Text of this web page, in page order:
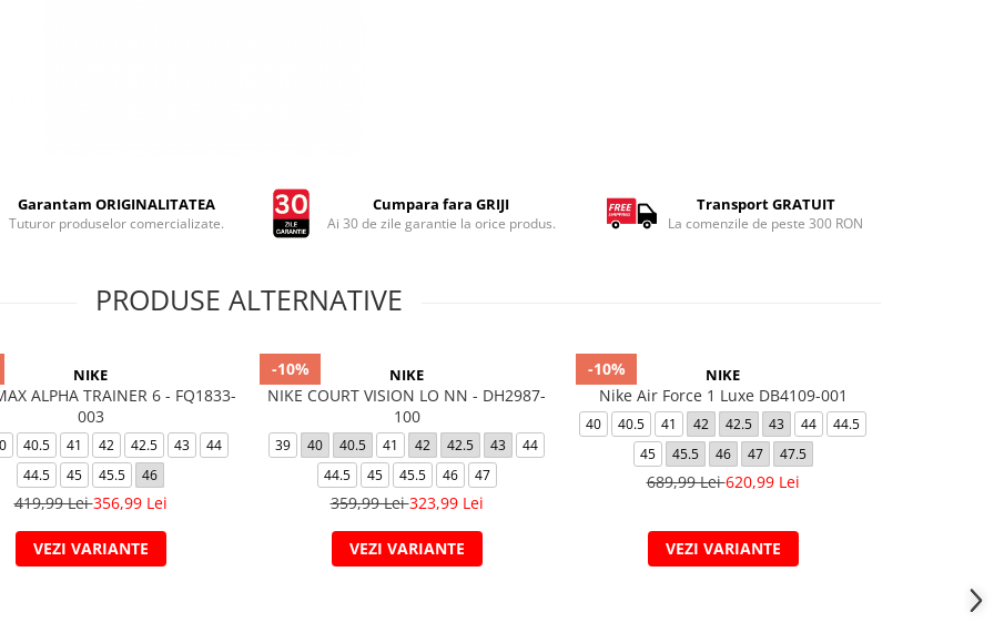
Garantam ORIGINALITATEA
Tuturor produselor comercializate.
Cumpara fara GRIJI
Ai 30 de zile garantie la orice produs.
Transport GRATUIT
La comenzile de peste 300 RON
PRODUSE ALTERNATIVE
NIKE
ALPHA TRAINER 6 - FQ1833-
003
40.5 41 42 42.5 43
44
44.5
45 45.5 46
419,99 Lei356,99 Lei
VEZI VARIANTE
-10% NIKE
NIKE COURT VISION LO NN - DH2987-
100
39 40 40.5 41 42 42.5 43
44
44.5
45 45.5 46 47
359,99 Lei323,99 Lei
VEZI VARIANTE
-10% NIKE
Nike Air Force 1 Luxe DB4109-001
40 40.5 41 42 42.5 43 44
44.5
45
45.5 46 47 47.5
689,99 Lei620,99 Lei
VEZI VARIANTE